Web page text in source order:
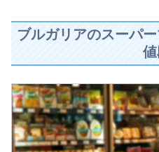
ブルガリアのスーパ